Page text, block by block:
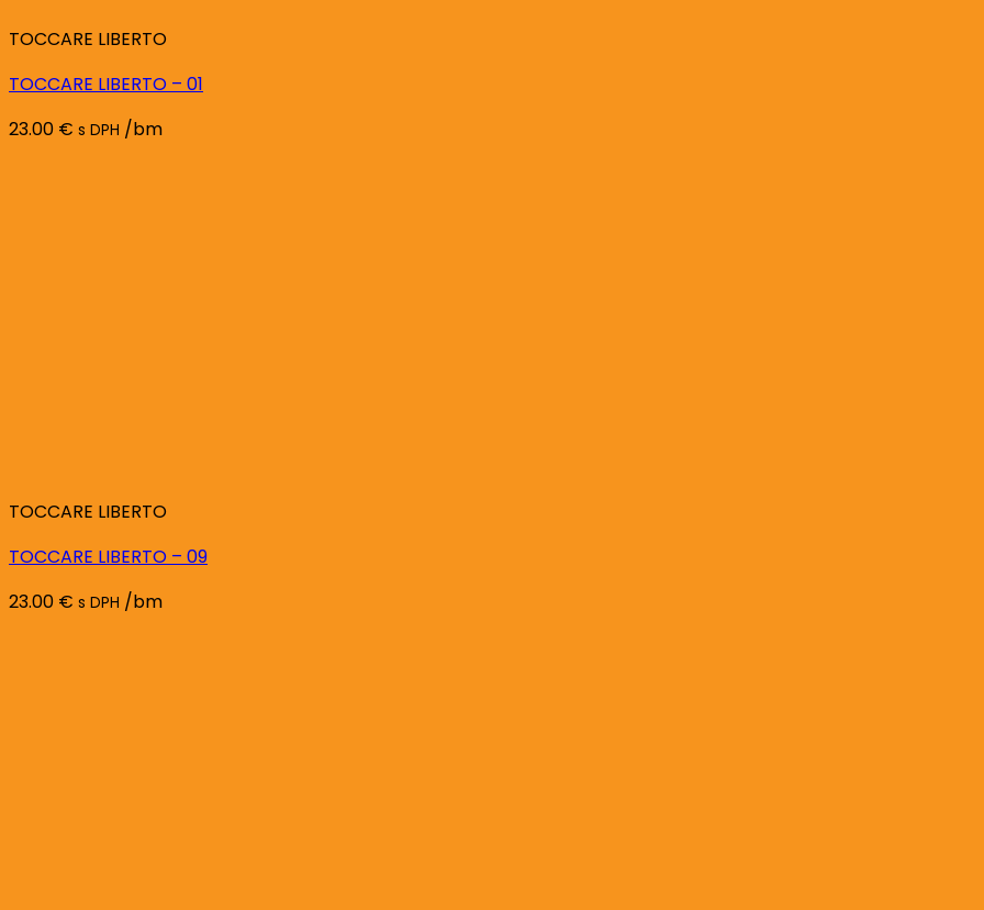
TOCCARE LIBERTO
TOCCARE LIBERTO – 01
23.00 € s DPH /bm
TOCCARE LIBERTO
TOCCARE LIBERTO – 09
23.00 € s DPH /bm